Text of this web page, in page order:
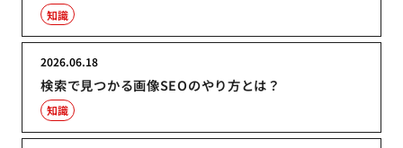
知識
検索で見つかる画像SEOのやり方とは？
2026.06.18
知識